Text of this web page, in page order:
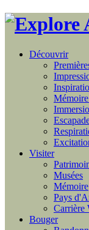
Découvrir
Visiter
Musées
Mémoire
Pays
Carrière
Bouger